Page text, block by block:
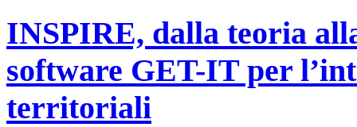
INSPIRE, dalla teoria
software GET-IT per
territoriali